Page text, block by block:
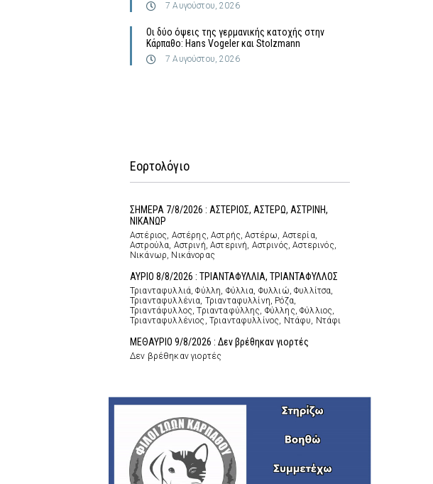
7 Αυγούστου, 2026
Οι δύο όψεις της γερμανικής κατοχής στην
Κάρπαθο: Hans Vogeler και Stolzmann
7 Αυγούστου, 2026
Εορτολόγιο
ΣΗΜΕΡΑ 7/8/2026 : ΑΣΤΕΡΙΟΣ, ΑΣΤΕΡΩ, ΑΣΤΡΙΝΗ,
ΝΙΚΑΝΩΡ
Αστέριος, Αστέρης, Αστρής, Αστέρω, Αστερία,
Αστρούλα, Αστρινή, Αστερινή, Αστρινός, Αστερινός,
Νικάνωρ, Νικάνορας
ΑΥΡΙΟ 8/8/2026 : ΤΡΙΑΝΤΑΦΥΛΛΙΑ, ΤΡΙΑΝΤΑΦΥΛΛΟΣ
Τριανταφυλλιά, Φύλλη, Φύλλια, Φυλλιώ, Φυλλίτσα,
Τριανταφυλλένια, Τριανταφυλλίνη, Ρόζα,
Τριαντάφυλλος, Τριανταφύλλης, Φύλλης, Φύλλιος,
Τριανταφυλλένιος, Τριανταφυλλίνος, Ντάφυ, Ντάφι
ΜΕΘΑΥΡΙΟ 9/8/2026 : Δεν βρέθηκαν γιορτές
Δεν βρέθηκαν γιορτές